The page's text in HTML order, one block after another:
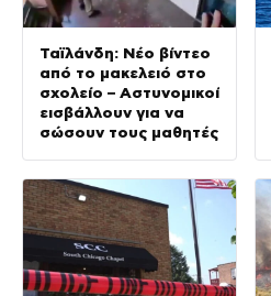
Ταϊλάνδη: Νέο βίντεο
από το μακελειό στο
σχολείο – Αστυνομικοί
εισβάλλουν για να
σώσουν τους μαθητές